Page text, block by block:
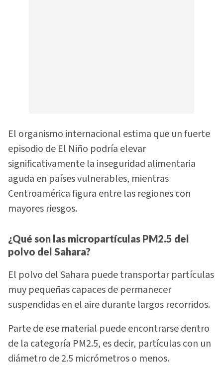
El organismo internacional estima que un fuerte
episodio de El Niño podría elevar
significativamente la inseguridad alimentaria
aguda en países vulnerables, mientras
Centroamérica figura entre las regiones con
mayores riesgos.
¿Qué son las micropartículas PM2.5 del
polvo del Sahara?
El polvo del Sahara puede transportar partículas
muy pequeñas capaces de permanecer
suspendidas en el aire durante largos recorridos.
Parte de ese material puede encontrarse dentro
de la categoría PM2.5, es decir, partículas con un
diámetro de 2.5 micrómetros o menos.